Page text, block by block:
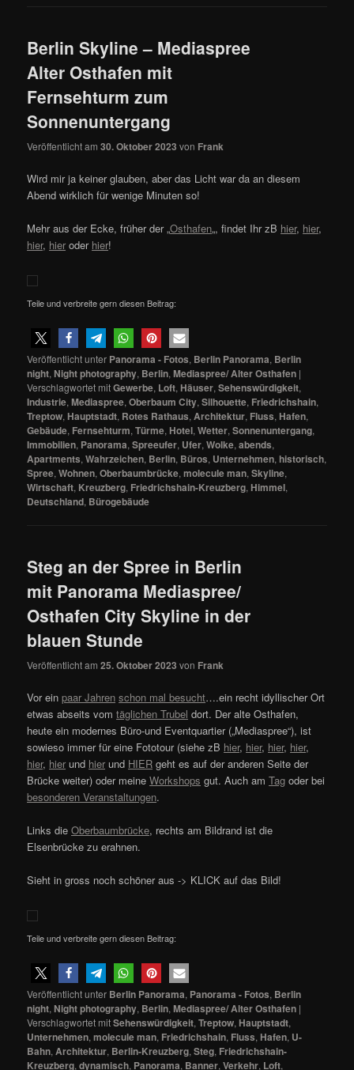
Berlin Skyline – Mediaspree
Alter Osthafen mit
Fernsehturm zum
Sonnenuntergang
Veröffentlicht am30. Oktober 2023 von Frank
Wird mir ja keiner glauben, aber das Licht war da an diesem
Abend wirklich für wenige Minuten so!
Mehr aus der Ecke, früher der „Osthafen„, findet Ihr zB hier, hier,
hier, hier oder hier!
Teile und verbreite gern diesen Beitrag:
Veröffentlicht unter Panorama - Fotos, Berlin Panorama, Berlin
night, Night photography, Berlin,Mediaspree/ Alter Osthafen |
Verschlagwortet mitGewerbe, Loft, Häuser,Sehenswürdigkeit,
Industrie,Mediaspree,Oberbaum City,Silhouette, Friedrichshain,
Treptow, Hauptstadt, Rotes Rathaus, Architektur, Fluss, Hafen,
Gebäude, Fernsehturm,Türme, Hotel,Wetter,Sonnenuntergang,
Immobilien, Panorama,Spreeufer, Ufer,Wolke,abends,
Apartments,Wahrzeichen, Berlin, Büros, Unternehmen,historisch,
Spree,Wohnen,Oberbaumbrücke,molecule man,Skyline,
Wirtschaft, Kreuzberg, Friedrichshain-Kreuzberg, Himmel,
Deutschland, Bürogebäude
Steg an der Spree in Berlin
mit Panorama Mediaspree/
Osthafen City Skyline in der
blauen Stunde
Veröffentlicht am25. Oktober 2023 von Frank
Vor einpaar Jahren schon mal besucht….ein recht idyllischer Ort
etwas abseits vomtäglichen Trubel dort. Der alte Osthafen,
heute ein modernes Büro-und Eventquartier („Mediaspree“), ist
sowieso immer für eine Fototour (siehe zB hier, hier, hier, hier,
hier, hier und hier und HIER geht es auf der anderen Seite der
Brücke weiter) oder meineWorkshops gut. Auch amTag oder bei
besonderen Veranstaltungen.
Links dieOberbaumbrücke, rechts am Bildrand ist die
Elsenbrücke zu erahnen.
Sieht in gross noch schöner aus -> KLICK auf das Bild!
Teile und verbreite gern diesen Beitrag:
Veröffentlicht unter Berlin Panorama, Panorama - Fotos, Berlin
night, Night photography, Berlin,Mediaspree/ Alter Osthafen |
Verschlagwortet mitSehenswürdigkeit,Treptow, Hauptstadt,
Unternehmen,molecule man, Friedrichshain, Fluss, Hafen, U-
Bahn, Architektur, Berlin-Kreuzberg,Steg, Friedrichshain-
Kreuzberg,dynamisch, Panorama, Banner,Verkehr, Loft,